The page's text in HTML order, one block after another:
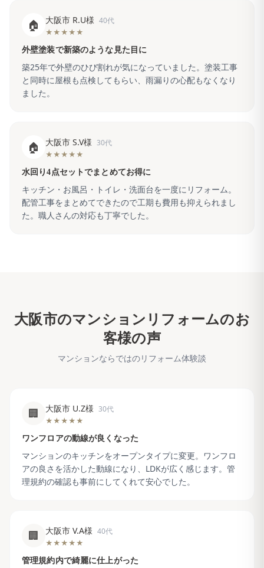
🏠 大阪市 R.U様 40代
★★★★★
外壁塗装で新築のような見た目に
築25年で外壁のひび割れが気になっていました。塗装工事
と同時に屋根も点検してもらい、雨漏りの心配もなくなり
ました。
🏠 大阪市 S.V様 30代
★★★★★
水回り4点セットでまとめてお得に
キッチン・お風呂・トイレ・洗面台を一度にリフォーム。
配管工事をまとめてできたので工期も費用も抑えられまし
た。職人さんの対応も丁寧でした。
大阪市のマンションリフォームのお
客様の声
マンションならではのリフォーム体験談
🏢 大阪市 U.Z様 30代
★★★★★
ワンフロアの動線が良くなった
マンションのキッチンをオープンタイプに変更。ワンフロ
アの良さを活かした動線になり、LDKが広く感じます。管
理規約の確認も事前にしてくれて安心でした。
🏢 大阪市 V.A様 40代
★★★★★
管理規約内で綺麗に仕上がった